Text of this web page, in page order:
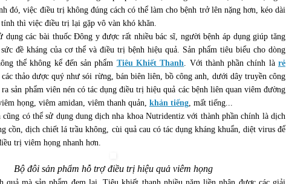
đó, việc điều trị không đúng cách có thể làm cho bệnh trở lên nặng hơn, kéo dài
thì việc điều trị lại gặp vô vàn khó khăn.
dụng các bài thuốc Đông y được rất nhiều bác sĩ, người bệnh áp dụng giúp tăng
đề kháng của cơ thể và điều trị bệnh hiệu quả. Sản phẩm tiêu biểu cho dòng
thể không kể đến sản phẩm Tiêu Khiết Thanh . Với thành phần chính là rẻ
thảo dược quý như sói rừng, bán biên liên, bồ công anh, dưới dây truyền công
sản phẩm viên nén có tác dụng điều trị hiệu quả các bệnh liên quan viêm đường
họng, viêm amidan, viêm thanh quản,
khản tiếng , mất tiếng...
cũng có thể sử dụng dung dịch nha khoa Nutridentiz với thành phần chính là dịch
cồn, dịch chiết lá trầu không, cùi quả cau có tác dụng kháng khuẩn, diệt virus để
trị viêm họng nhanh hơn.
Bộ đôi sản phẩm hỗ trợ điều trị hiệu quả viêm họng